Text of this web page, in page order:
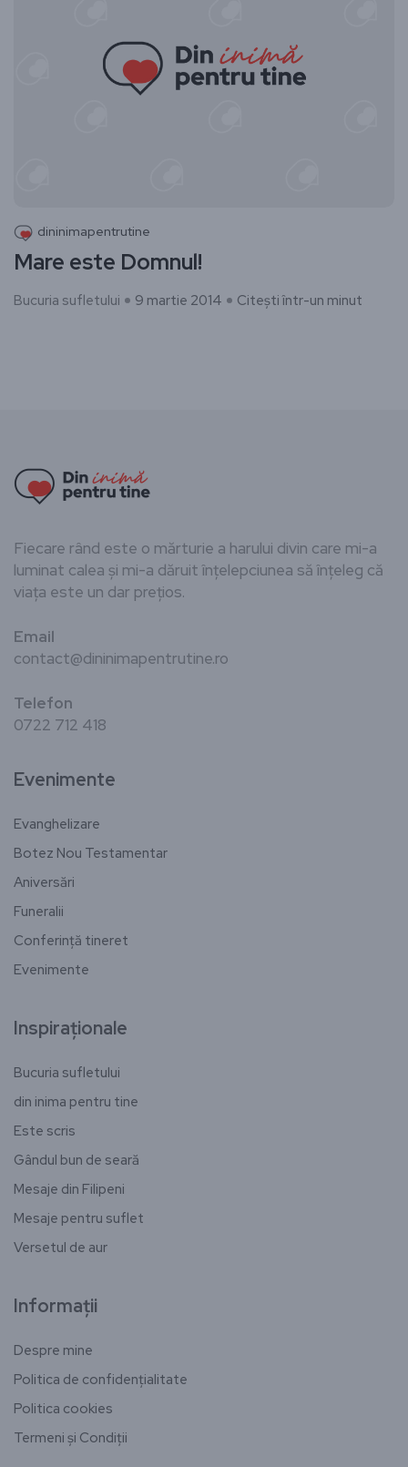
dininimapentrutine
Mare este Domnul!
Bucuria sufletului 9 martie 2014 Citești într-un minut
Fiecare rând este o mărturie a harului divin care mi-a
luminat calea și mi-a dăruit înțelepciunea să înțeleg că
viața este un dar prețios.
Email
contact@dininimapentrutine.ro
Telefon
0722 712 418
Evenimente
Evanghelizare
Botez Nou Testamentar
Aniversări
Funeralii
Conferință tineret
Evenimente
Inspiraționale
Bucuria sufletului
din inima pentru tine
Este scris
Gândul bun de seară
Mesaje din Filipeni
Mesaje pentru suflet
Versetul de aur
Informații
Despre mine
Politica de confidențialitate
Politica cookies
Termeni și Condiții